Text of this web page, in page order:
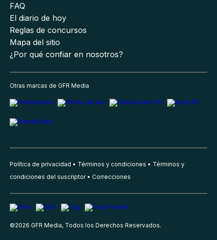
FAQ
El diario de hoy
Reglas de concursos
Mapa del sitio
¿Por qué confiar en nosotros?
Otras marcas de GFR Media
Política de privacidad Términos y condiciones
Términos y
condiciones del suscriptor
Correcciones
©2026 GFR Media, Todos los Derechos Reservados.